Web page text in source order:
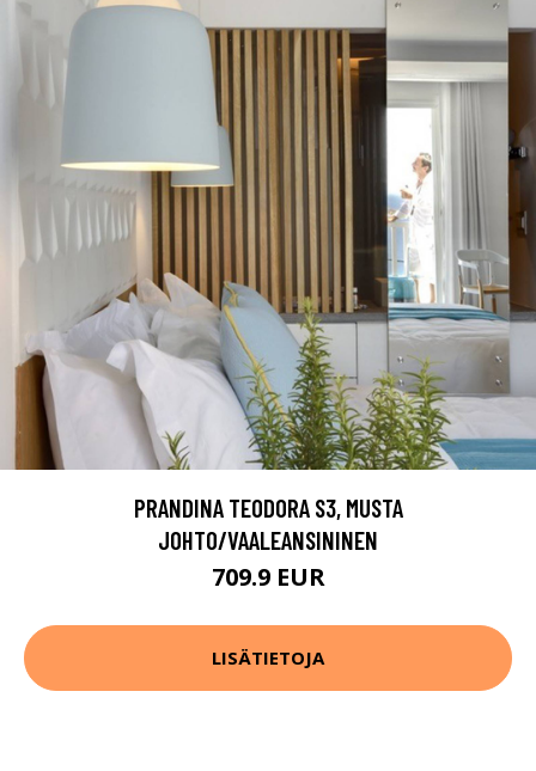
PRANDINA TEODORA S3, MUSTA
JOHTO/VAALEANSININEN
709.9 EUR
LISÄTIETOJA